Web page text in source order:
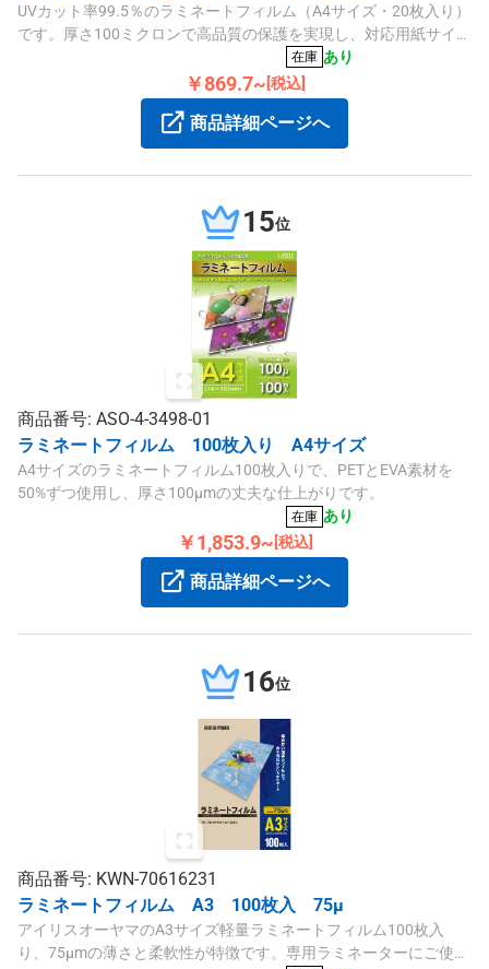
UVカット率99.5％のラミネートフィルム（A4サイズ・20枚入り）
です。厚さ100ミクロンで高品質の保護を実現し、対応用紙サイズ
在庫 あり
￥869.7~[税込]
商品詳細ページへ
15位
商品番号: ASO-4-3498-01
ラミネートフィルム 100枚入り A4サイズ
A4サイズのラミネートフィルム100枚入りで、PETとEVA素材を
50%ずつ使用し、厚さ100μmの丈夫な仕上がりです。
在庫 あり
￥1,853.9~ [税込]
商品詳細ページへ
16位
商品番号: KWN-70616231
ラミネートフィルム A3 100枚入 75μ
アイリスオーヤマのA3サイズ軽量ラミネートフィルム100枚入
り、75μmの薄さと柔軟性が特徴です。専用ラミネーターにご使用